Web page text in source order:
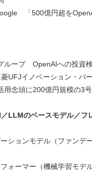
「500億円超を
ループ OpenAIへの投資
イノベーション・パ
用念頭に200億円規模の3号
LLMのベースモデル／フ
ションモデル（ファンデー
ォーマー（機械学習モデル